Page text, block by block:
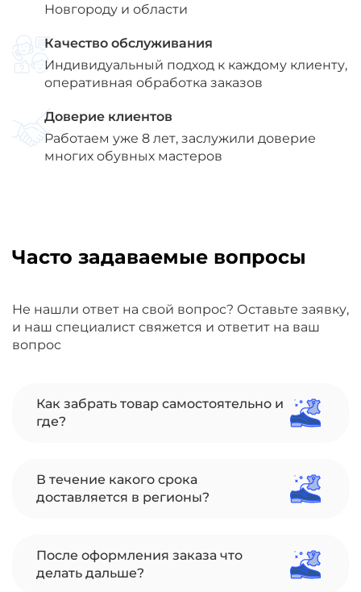
Новгороду и области
Качество обслуживания
Индивидуальный подход к каждому клиенту,
оперативная обработка заказов
Доверие клиентов
Работаем уже 8 лет, заслужили доверие
многих обувных мастеров
Часто задаваемые вопросы
Не нашли ответ на свой вопрос? Оставьте заявку,
и наш специалист свяжется и ответит на ваш
вопрос
Как забрать товар самостоятельно и
где?
В течение какого срока
доставляется в регионы?
После оформления заказа что
делать дальше?